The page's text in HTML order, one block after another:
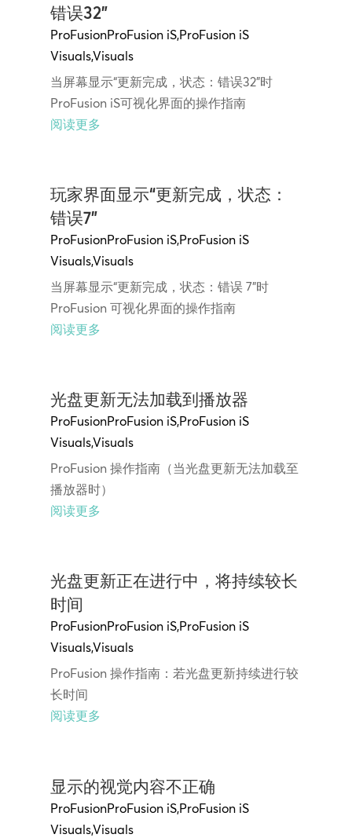
错误32”
ProFusionProFusion iS,ProFusion iS
Visuals,Visuals
当屏幕显示“更新完成，状态：错误32”时
ProFusion iS可视化界面的操作指南
阅读更多
玩家界面显示“更新完成，状态：
错误7”
ProFusionProFusion iS,ProFusion iS
Visuals,Visuals
当屏幕显示“更新完成，状态：错误 7”时
ProFusion 可视化界面的操作指南
阅读更多
光盘更新无法加载到播放器
ProFusionProFusion iS,ProFusion iS
Visuals,Visuals
ProFusion 操作指南（当光盘更新无法加载至
播放器时）
阅读更多
光盘更新正在进行中，将持续较长
时间
ProFusionProFusion iS,ProFusion iS
Visuals,Visuals
ProFusion 操作指南：若光盘更新持续进行较
长时间
阅读更多
显示的视觉内容不正确
ProFusionProFusion iS,ProFusion iS
Visuals,Visuals